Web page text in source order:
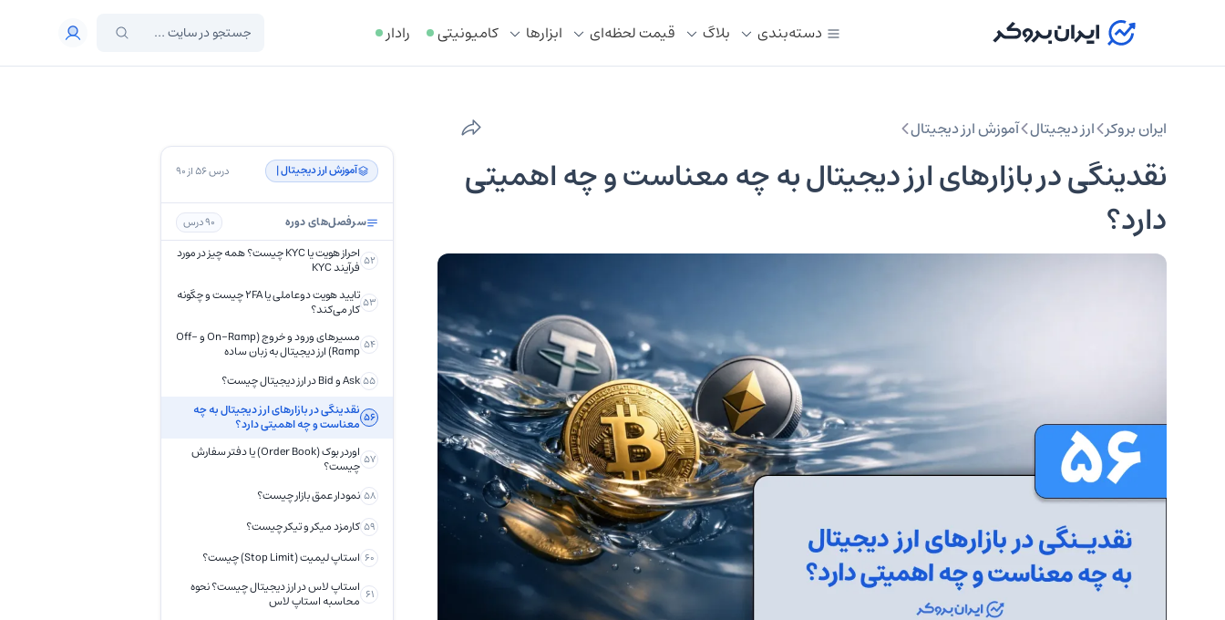
دسته‌بندی بلاگ قیمت لحظه‌ای ابزار‌ها کامیونیتی رادار
ایران بروکر ارز دیجیتال آموزش ارز دیجیتال
نقدینگی در بازارهای ارز دیجیتال به چه معناست و چه اهمیتی
دارد؟
آموزش ارز دیجیتال | ‌ درس 56 از 90
سرفصل‌های دوره 90 درس
صرافی ارز دیجیتال چیست؟ همه چیز درباره
49 صرافی P2P چیست و چه ویژگی هایی دارد؟
50 راهنمای کامل واریز و برداشت ریال در
51 آموزش خرید و فروش ارز در صرافی خارجی
52 احراز هویت یا KYC چیست؟ همه چیز در مورد
فرآیند KYC
53 تایید هویت دوعاملی یا 2FA چیست و چگونه
کار می‌کند؟
54 مسیرهای ورود و خروج (On-Ramp و Off-
Ramp) ارز دیجیتال به زبان ساده
55Ask و Bid در ارز دیجیتال چیست؟
56 نقدینگی در بازارهای ارز دیجیتال به چه
معناست و چه اهمیتی دارد؟
57 اوردر بوک (Order Book) یا دفتر سفارش
چیست؟
58 نمودار عمق بازار چیست؟
59 کارمزد میکر و تیکر چیست؟
60 استاپ لیمیت (Stop Limit) چیست؟
61 استاپ لاس در ارز دیجیتال چیست؟ نحوه
محاسبه استاپ لاس